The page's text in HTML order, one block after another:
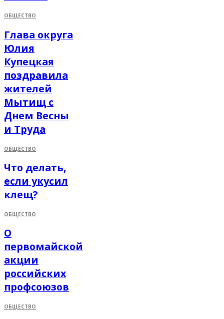
ОБЩЕСТВО
Глава округа
Юлия
Купецкая
поздравила
жителей
Мытищ с
Днем Весны
и Труда
ОБЩЕСТВО
Что делать,
если укусил
клещ?
ОБЩЕСТВО
О
первомайской
акции
российских
профсоюзов
ОБЩЕСТВО